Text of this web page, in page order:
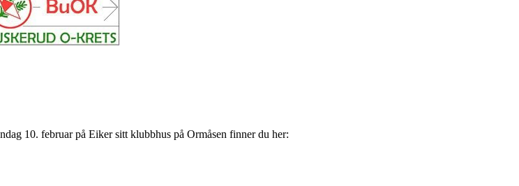
10. februar på Eiker sitt klubbhus på Ormåsen finner du her: